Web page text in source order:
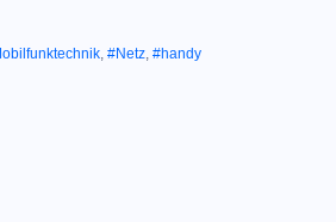
, #Netz, #handy